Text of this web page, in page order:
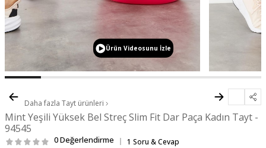
Ürün Videosunu İzle
Daha fazla Tayt ürünleri
Mint Yeşili Yüksek Bel Streç Slim Fit Dar Paça Kadın Tayt -
94545
0 Değerlendirme
1 Soru & Cevap